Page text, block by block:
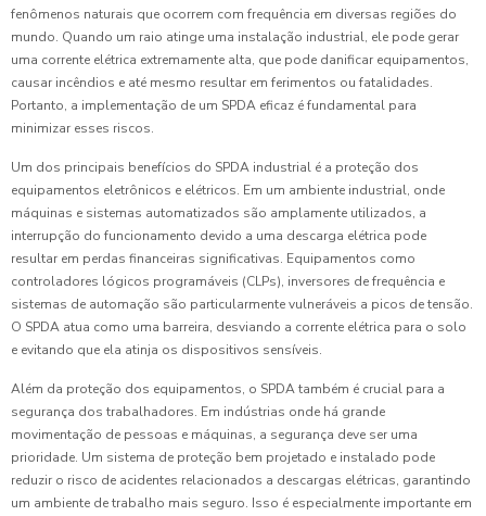
fenômenos naturais que ocorrem com frequência em diversas regiões do
mundo. Quando um raio atinge uma instalação industrial, ele pode gerar
uma corrente elétrica extremamente alta, que pode danificar equipamentos,
causar incêndios e até mesmo resultar em ferimentos ou fatalidades.
Portanto, a implementação de um SPDA eficaz é fundamental para
minimizar esses riscos.
Um dos principais benefícios do SPDA industrial é a proteção dos
equipamentos eletrônicos e elétricos. Em um ambiente industrial, onde
máquinas e sistemas automatizados são amplamente utilizados, a
interrupção do funcionamento devido a uma descarga elétrica pode
resultar em perdas financeiras significativas. Equipamentos como
controladores lógicos programáveis (CLPs), inversores de frequência e
sistemas de automação são particularmente vulneráveis a picos de tensão.
O SPDA atua como uma barreira, desviando a corrente elétrica para o solo
e evitando que ela atinja os dispositivos sensíveis.
Além da proteção dos equipamentos, o SPDA também é crucial para a
segurança dos trabalhadores. Em indústrias onde há grande
movimentação de pessoas e máquinas, a segurança deve ser uma
prioridade. Um sistema de proteção bem projetado e instalado pode
reduzir o risco de acidentes relacionados a descargas elétricas, garantindo
um ambiente de trabalho mais seguro. Isso é especialmente importante em